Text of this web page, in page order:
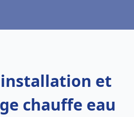
installation et
chauffe eau